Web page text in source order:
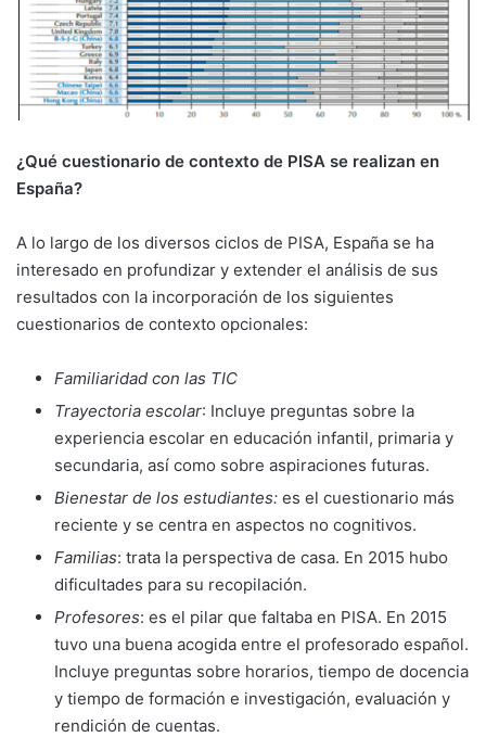
¿Qué cuestionario de contexto de PISA se realizan en
España?
A lo largo de los diversos ciclos de PISA, España se ha
interesado en profundizar y extender el análisis de sus
resultados con la incorporación de los siguientes
cuestionarios de contexto opcionales:
Familiaridad con las TIC
Trayectoria escolar: Incluye preguntas sobre la
experiencia escolar en educación infantil, primaria y
secundaria, así como sobre aspiraciones futuras.
Bienestar de los estudiantes: es el cuestionario más
reciente y se centra en aspectos no cognitivos.
Familias: trata la perspectiva de casa. En 2015 hubo
dificultades para su recopilación.
Profesores: es el pilar que faltaba en PISA. En 2015
tuvo una buena acogida entre el profesorado español.
Incluye preguntas sobre horarios, tiempo de docencia
y tiempo de formación e investigación, evaluación y
rendición de cuentas.